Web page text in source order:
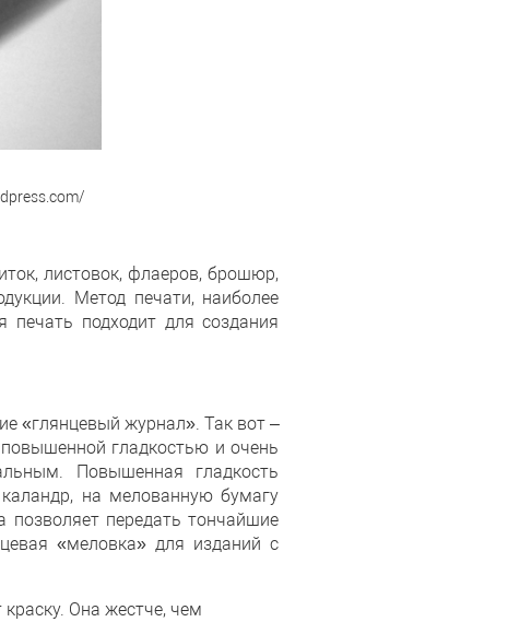
листовок, флаеров, брошюр,
Метод печати, наиболее
подходит для создания
«глянцевый журнал». Так вот –
гладкостью и очень
Повышенная гладкость
на мелованную бумагу
позволяет передать тончайшие
«меловка» для изданий с
Она жестче, чем